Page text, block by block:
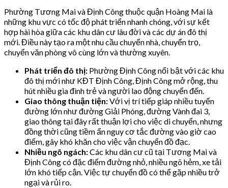
Phường Tương Mai và Định Công thuộc quận Hoàng Mai là
những khu vực có tốc độ phát triển nhanh chóng, với sự kết
hợp hài hòa giữa các khu dân cư lâu đời và các dự án đô thị
mới. Điều này tạo ra một nhu cầu chuyển nhà, chuyển trọ,
chuyển văn phòng vô cùng lớn và thường xuyên.
Phát triển đô thị: Phường Định Công nổi bật với các khu
đô thị mới như KĐT Định Công, Định Công mở rộng, thu
hút nhiều gia đình trẻ và người lao động chuyển đến.
Giao thông thuận tiện:Với vị trí tiếp giáp nhiều tuyến
đường lớn như đường Giải Phóng, đường Vành đai 3,
giao thông tại đây rất thuận lợi cho việc di chuyển, nhưng
đồng thời cũng tiềm ẩn nguy cơ tắc đường vào giờ cao
điểm, gây khó khăn cho việc vận chuyển đồ đạc.
Nhiều ngõ ngách:Các khu dân cư cũ tại Tương Mai và
Định Công có đặc điểm đường nhỏ, nhiều ngõ hẻm, xe tải
lớn khó tiếp cận. Việc tự chuyển đồ có thể gặp nhiều trở
ngại và rủi ro.